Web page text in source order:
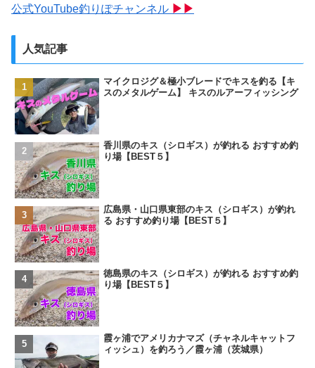
公式YouTube釣りぽチャンネル ▶▶
人気記事
マイクロジグ＆極小ブレードでキスを釣る【キ
スのメタルゲーム】 キスのルアーフィッシング
香川県のキス（シロギス）が釣れる おすすめ釣
り場【BEST５】
広島県・山口県東部のキス（シロギス）が釣れ
る おすすめ釣り場【BEST５】
徳島県のキス（シロギス）が釣れる おすすめ釣
り場【BEST５】
霞ヶ浦でアメリカナマズ（チャネルキャットフ
ィッシュ）を釣ろう／霞ヶ浦（茨城県）